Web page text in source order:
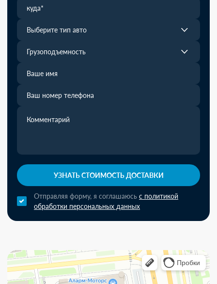
Выберите тип авто
Грузоподъемность
УЗНАТЬ СТОИМОСТЬ ДОСТАВКИ
Отправляя форму, я соглашаюсь с политикой
обработки персональных данных